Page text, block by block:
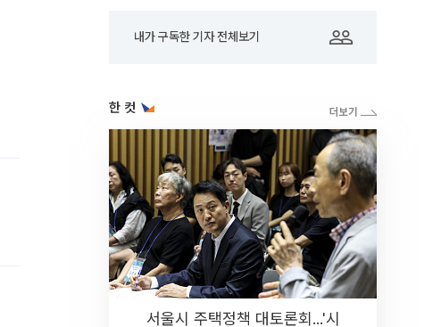
내가 구독한 기자 전체보기
한 컷
서울시 주택정책 대토론회...'시